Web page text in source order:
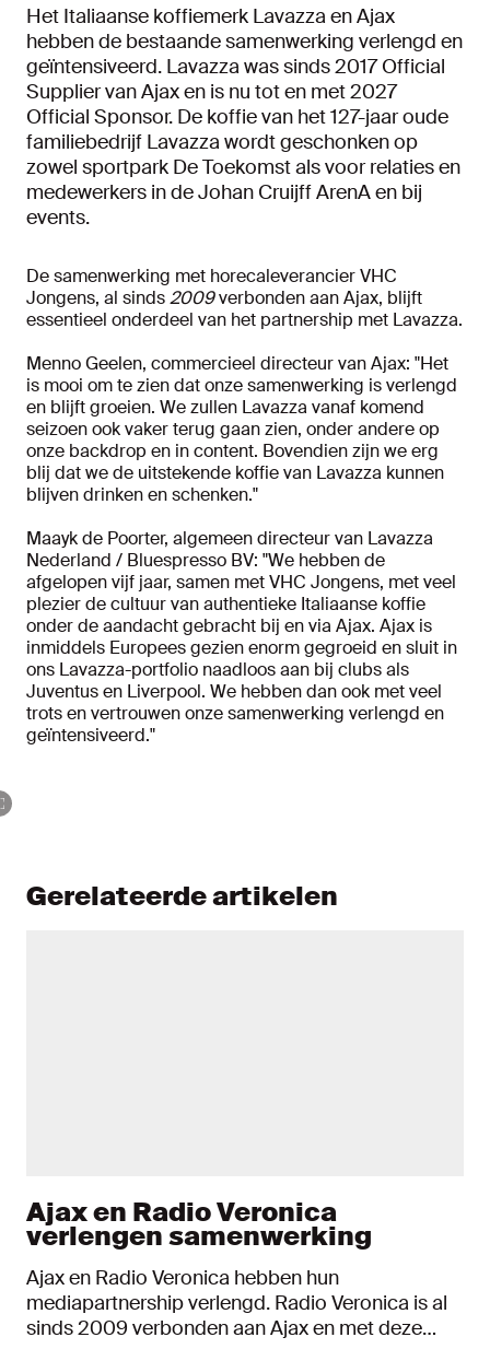
Het Italiaanse koffiemerk Lavazza en Ajax
hebben de bestaande samenwerking verlengd en
geïntensiveerd. Lavazza was sinds 2017 Official
Supplier van Ajax en is nu tot en met 2027
Official Sponsor. De koffie van het 127-jaar oude
familiebedrijf Lavazza wordt geschonken op
zowel sportpark De Toekomst als voor relaties en
medewerkers in de Johan Cruijff ArenA en bij
events.
De samenwerking met horecaleverancier VHC
Jongens, al sinds2009verbonden aan Ajax, blijft
essentieel onderdeel van het partnership met Lavazza.
Menno Geelen, commercieel directeur van Ajax: "Het
is mooi om te zien dat onze samenwerking is verlengd
en blijft groeien. We zullen Lavazza vanaf komend
seizoen ook vaker terug gaan zien, onder andere op
onze backdrop en in content. Bovendien zijn we erg
blij dat we de uitstekende koffie van Lavazza kunnen
blijven drinken en schenken."
Maayk de Poorter, algemeen directeur van Lavazza
Nederland / Bluespresso BV: "We hebben de
afgelopen vijf jaar, samen met VHC Jongens, met veel
plezier de cultuur van authentieke Italiaanse koffie
onder de aandacht gebracht bij en via Ajax. Ajax is
inmiddels Europees gezien enorm gegroeid en sluit in
ons Lavazza-portfolio naadloos aan bij clubs als
Juventus en Liverpool. We hebben dan ook met veel
trots en vertrouwen onze samenwerking verlengd en
geïntensiveerd."
Gerelateerde artikelen
Ajax en Radio Veronica
verlengen samenwerking
Ajax en Radio Veronica hebben hun
mediapartnership verlengd. Radio Veronica is al
sinds 2009 verbonden aan Ajax en met deze